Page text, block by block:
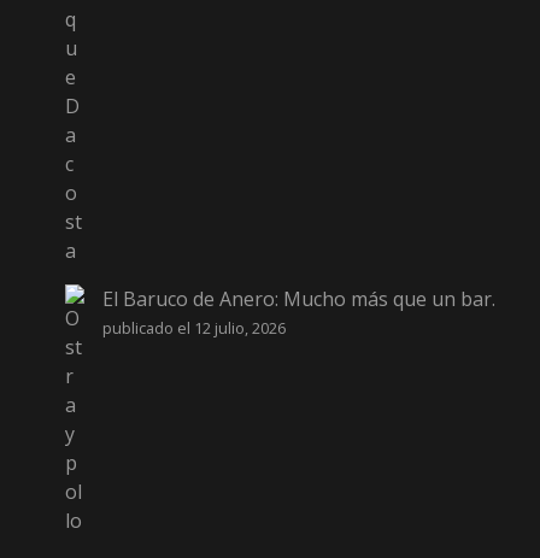
El Baruco de Anero: Mucho más que un bar.
publicado el 12 julio, 2026